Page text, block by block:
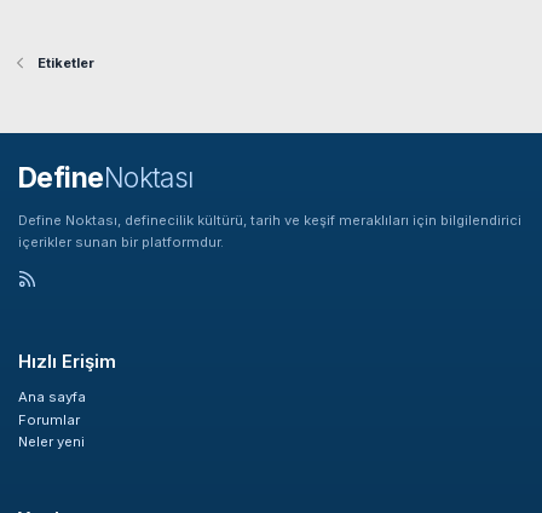
Etiketler
DefineNoktası
Define Noktası, definecilik kültürü, tarih ve keşif meraklıları için bilgilendirici
içerikler sunan bir platformdur.
Hızlı Erişim
Ana sayfa
Forumlar
Neler yeni